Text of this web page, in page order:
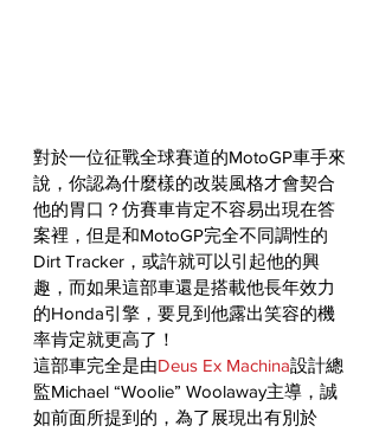
對於一位征戰全球賽道的MotoGP車手來
說，你認為什麼樣的改裝風格才會契合
他的胃口？仿賽車肯定不容易出現在答
案裡，但是和MotoGP完全不同調性的
Dirt Tracker，或許就可以引起他的興
趣，而如果這部車還是搭載他長年效力
的Honda引擎，要見到他露出笑容的機
率肯定就更高了！
這部車完全是由Deus Ex Machina設計總
監Michael “Woolie” Woolaway主導，誠
如前面所提到的，為了展現出有別於